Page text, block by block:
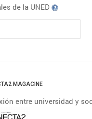
de la UNED
MAGACINE
entre universidad y